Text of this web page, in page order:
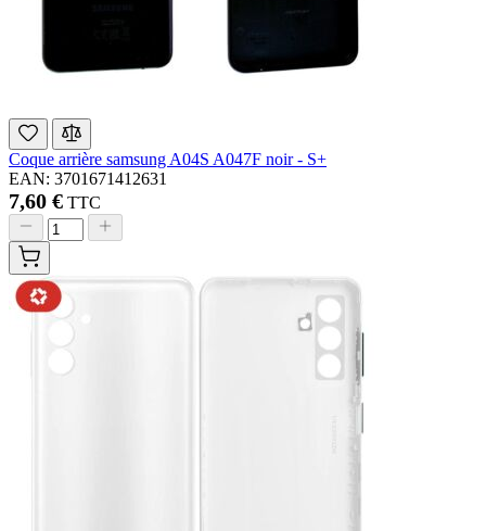
Coque arrière samsung A04S A047F noir - S+
EAN: 3701671412631
7,60 € TTC